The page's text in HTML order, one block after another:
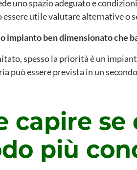
uno spazio adeguato e
essere utile valutare alternative o
impianto ben dimensionato che
spesso la priorità è un
può essere prevista in un
capire se
più